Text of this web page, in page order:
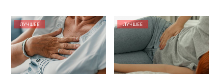
ЛУЧШЕЕ ЛУЧШЕЕ